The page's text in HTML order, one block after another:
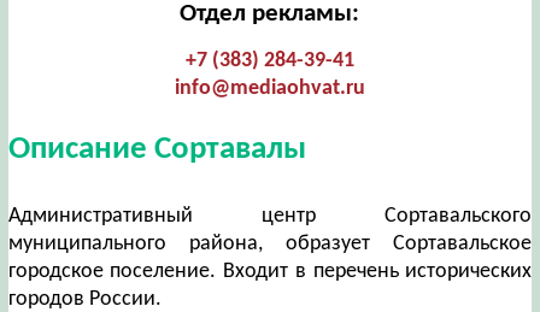
Отдел рекламы:
+7 (383) 284-39-41
info@mediaohvat.ru
Описание Сортавалы
Административный центр Сортавальского
муниципального района, образует Сортавальское
городское поселение. Входит в перечень исторических
городов России.